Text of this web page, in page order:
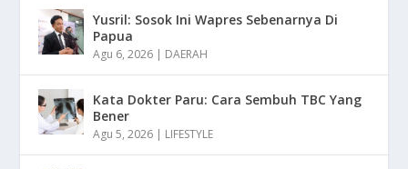
Yusril: Sosok Ini Wapres Sebenarnya Di
Papua
Agu 6, 2026 | DAERAH
Kata Dokter Paru: Cara Sembuh TBC Yang
Bener
Agu 5, 2026 | LIFESTYLE